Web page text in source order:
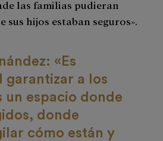
las familias pudieran
sus hijos estaban seguros».
«Es
garantizar a los
un espacio donde
donde
cómo están y